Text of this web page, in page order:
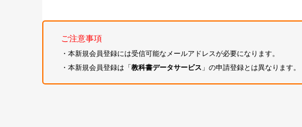
ご注意事項
・本新規会員登録には受信可能なメールアドレスが必要になります。
・本新規会員登録は「教科書データサービス 」の申請登録とは異なります。